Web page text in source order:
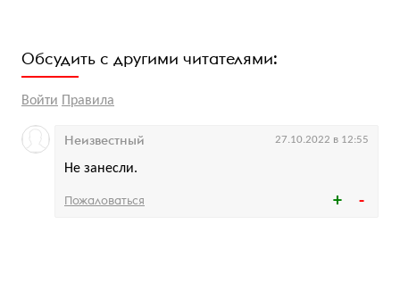
Обсудить с другими читателями:
Войти Правила
Не занесли.
Неизвестный 27.10.2022 в 12:55
Пожаловаться